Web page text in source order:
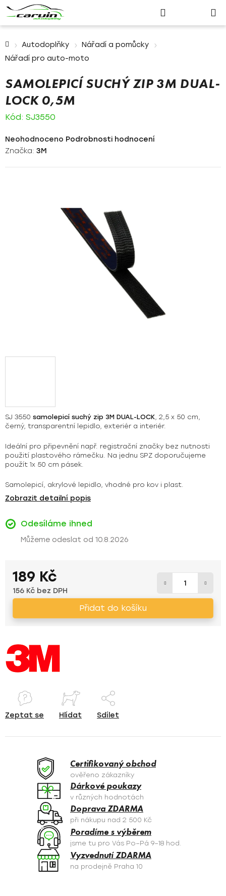
Přihlášení
košík
Autodoplňky
Nářadí a pomůcky
Nářadí pro auto-moto
SJ 3550 samolepicí suchý zip 3M DUAL-LOCK, 2,5 x 50 cm,
černý, transparentní lepidlo, exteriér a interiér.
Ideální pro připevnění např. registrační značky bez nutnosti
použití plastového rámečku. Na jednu SPZ doporučujeme
použít 1x 50 cm pásek.
Samolepicí, akrylové lepidlo, vhodné pro kov i plast.
Zobrazit detailní popis
Odesíláme ihned
10.8.2026
189 Kč
156 Kč bez DPH
Přidat do košíku
Zeptat se Hlídat Sdílet
SAMOLEPICÍ SUCHÝ ZIP 3M DUAL-
LOCK 0,5M
Kód: SJ3550
Průměrné
hodnocení
Neohodnoceno Podrobnosti hodnocení
Značka: 3M
Certifikovaný obchod
ověřeno zákazníky
Dárkové poukazy
v různých hodnotách
Doprava ZDARMA
při nákupu nad 2 500 Kč
Poradíme s výběrem
jsme tu pro Vás Po–Pá 9–18 hod.
Vyzvednutí ZDARMA
na prodejně Praha 10